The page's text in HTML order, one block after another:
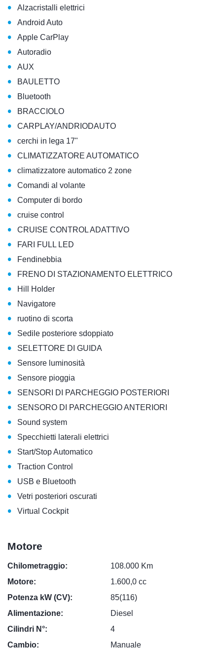
• Alzacristalli elettrici
• Android Auto
• Apple CarPlay
• Autoradio
• AUX
• BAULETTO
• Bluetooth
• BRACCIOLO
• CARPLAY/ANDRIODAUTO
• cerchi in lega 17"
• CLIMATIZZATORE AUTOMATICO
• climatizzatore automatico 2 zone
• Comandi al volante
• Computer di bordo
• cruise control
• CRUISE CONTROL ADATTIVO
• FARI FULL LED
• Fendinebbia
• FRENO DI STAZIONAMENTO ELETTRICO
• Hill Holder
• Navigatore
• ruotino di scorta
• Sedile posteriore sdoppiato
• SELETTORE DI GUIDA
• Sensore luminosità
• Sensore pioggia
• SENSORI DI PARCHEGGIO POSTERIORI
• SENSORO DI PARCHEGGIO ANTERIORI
• Sound system
• Specchietti laterali elettrici
• Start/Stop Automatico
• Traction Control
• USB e Bluetooth
• Vetri posteriori oscurati
• Virtual Cockpit
Motore
Chilometraggio:
108.000 Km
Motore:
1.600,0 cc
Potenza kW (CV):
85(116)
Alimentazione:
Diesel
Cilindri N°:
4
Cambio:
Manuale